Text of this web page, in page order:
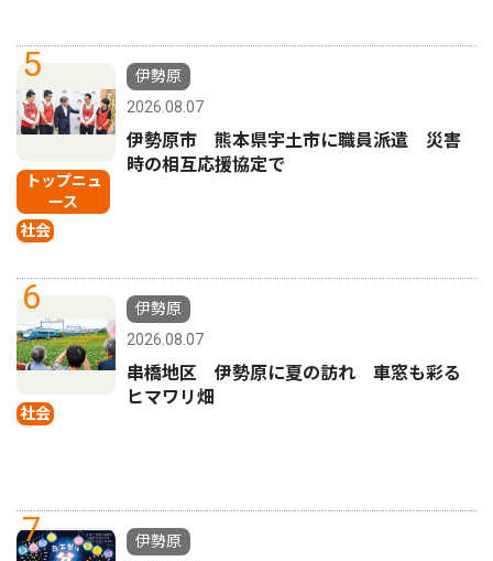
5
トップニュ
ース
社会
伊勢原
2026.08.07
伊勢原市 熊本県宇土市に職員派遣 災害
時の相互応援協定で
6
社会
伊勢原
2026.08.07
串橋地区 伊勢原に夏の訪れ 車窓も彩る
ヒマワリ畑
7
伊勢原